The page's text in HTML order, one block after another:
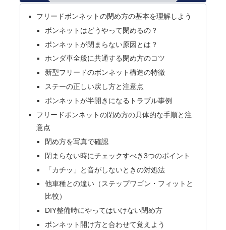
フリードボンネットの閉め方の基本を理解しよう
ボンネットはどうやって閉めるの？
ボンネットが閉まらない原因とは？
ホンダ車全般に共通する閉め方のコツ
新型フリードのボンネット構造の特徴
ステーの正しい戻し方と注意点
ボンネットが半開きになるトラブル事例
フリードボンネットの閉め方の具体的な手順と注
意点
閉め方を写真で確認
閉まらない時にチェックすべき3つのポイント
「カチッ」と音がしないときの対処法
他車種との違い（ステップワゴン・フィットと
比較）
DIY整備時にやってはいけない閉め方
ボンネット開け方と合わせて覚えよう